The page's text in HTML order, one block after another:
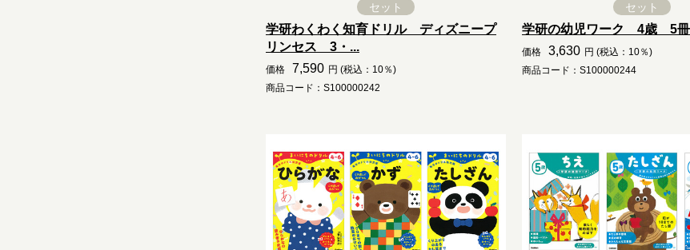
セット
学研わくわく知育ドリル ディズニープ
リンセス 3・...
価格 7,590 円 (税込：10％)
商品コード：S100000242
セット
学研の幼児ワーク 4歳 5冊
価格 3,630 円 (税込：10％)
商品コード：S100000244